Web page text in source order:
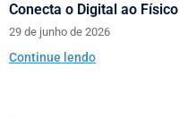
Conecta o Digital ao Físico
29 de junho de 2026
Continue lendo